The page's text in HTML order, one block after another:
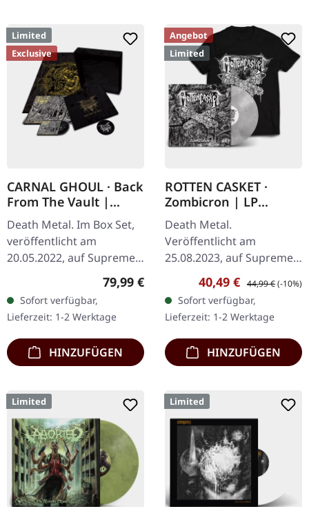
Limited
Exclusive
CARNAL GHOUL · Back
From The Vault |
WOODEN BOX SET
Death Metal. Im Box Set,
veröffentlicht am
20.05.2022, auf Supreme
Chaos Records. Extrem
Holzbox mit Logo und
Nummerierung,…
Regulärer Preis:
79,99 €
Sofort verfügbar,
Lieferzeit: 1-2 Werktage
HINZUFÜGEN
Angebot
Limited
ROTTEN CASKET ·
Zombicron | LP
BUNDLE
Death Metal.
Veröffentlicht am
25.08.2023, auf Supreme
Chaos Records.
EXKLUSIVES PREORDER
BUDNLE! Die ersten 50
nummerierten Exemplare
kommen mit…
Verkaufspreis:
40,49 € Regulärer Preis:
44,99 €(-10%)
Sofort verfügbar,
Lieferzeit: 1-2 Werktage
HINZUFÜGEN
Limited Limited